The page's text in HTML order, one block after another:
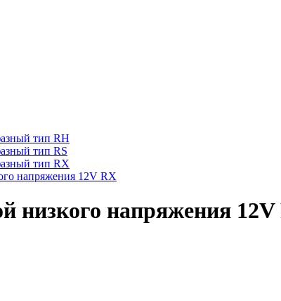
тип RH
тип RS
тип RX
напряжения 12V RX
низкого напряжения